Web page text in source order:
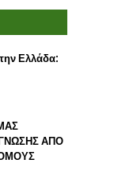
Ελλάδα:
ΑΠΟ